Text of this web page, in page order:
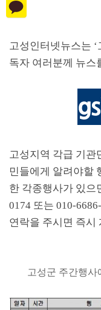
고성인터넷뉴스는 ‘
독자 여러분께 뉴스
고성지역 각급 기관
민들에게 알려야할
한 각종행사가 있으
0174 또는 010-
연락을 주시면 즉시
고성군 주간행사